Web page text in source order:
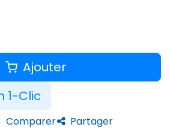
Ajouter
1-Clic
Comparer Partager